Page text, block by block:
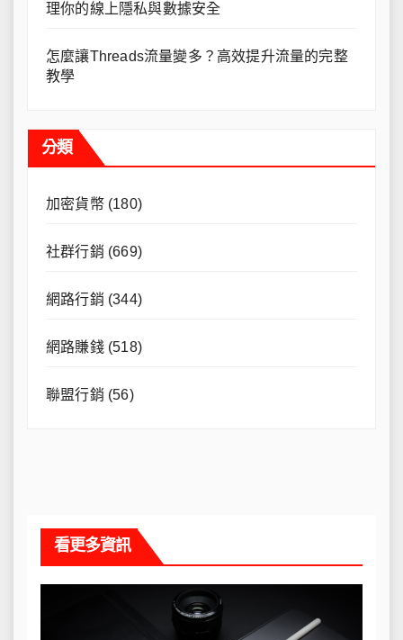
理你的線上隱私與數據安全
怎麼讓Threads流量變多？高效提升流量的完整
教學
分類
加密貨幣(180)
社群行銷 (669)
網路行銷 (344)
網路賺錢(518)
聯盟行銷 (56)
看更多資訊